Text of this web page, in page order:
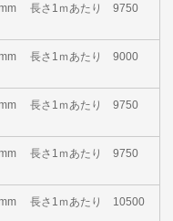
長さ1ｍあたり 9750
長さ1ｍあたり 9000
長さ1ｍあたり 9750
長さ1ｍあたり 9750
長さ1ｍあたり 10500